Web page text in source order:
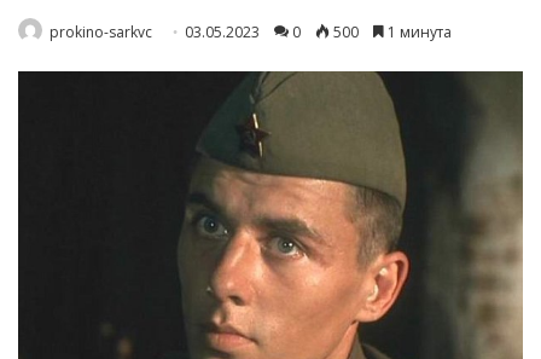
prokino-sarkvc 03.05.2023 0 500 1 минута